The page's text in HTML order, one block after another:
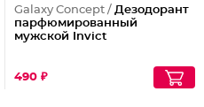
Galaxy Concept / Дезодорант
парфюмированный
мужской Invict
490 ₽